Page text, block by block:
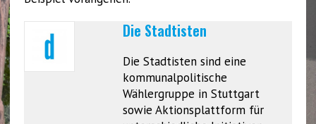
Die Stadtisten
Die Stadtisten sind eine
kommunalpolitische
Wählergruppe in Stuttgart
sowie Aktionsplattform für